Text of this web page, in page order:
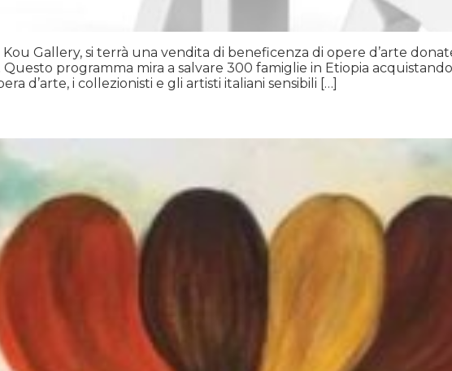
Kou Gallery, si terrà una vendita di beneficenza di opere d’arte
programma mira a salvare 300 famiglie in Etiopia
d’arte, i collezionisti e gli artisti italiani sensibili […]